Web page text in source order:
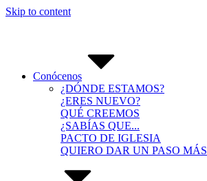
Skip to content
Conócenos
¿DÓNDE ESTAMOS?
¿ERES NUEVO?
QUÉ CREEMOS
¿SABÍAS QUE...
PACTO DE IGLESIA
QUIERO DAR UN PASO MÁS